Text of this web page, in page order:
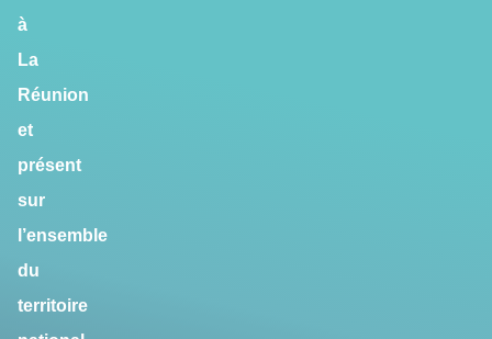
à
La
Réunion
et
présent
sur
l’ensemble
du
territoire